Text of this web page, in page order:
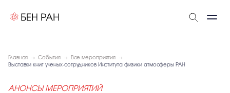
Главная События
Все мероприятия
Выставки книг ученых-сотрудников Института физики атмосферы РАН
АНОНСЫ МЕРОПРИЯТИЙ